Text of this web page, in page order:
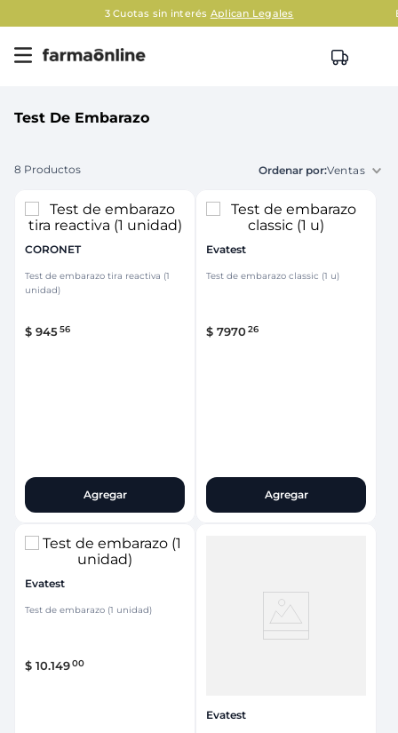
3 Cuotas sin interés Aplican Legales
Test De Embarazo
8 Productos Ventas
CORONET
Test de embarazo tira reactiva (1
unidad)
$ 94556
Agregar
Evatest
Test de embarazo classic (1 u)
$ 797026
Agregar
Evatest
Test de embarazo (1 unidad)
$ 10.14900
Evatest